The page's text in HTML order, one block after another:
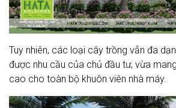
Tuy nhiên, các loại cây trồng vẫn đa
được nhu cầu của chủ đầu tư, vừa
cao cho toàn bộ khuôn viên nhà máy.